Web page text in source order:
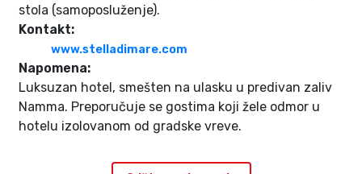
stola (samoposluženje).
Kontakt:
www.stelladimare.com
Napomena:
Luksuzan hotel, smešten na ulasku u predivan zaliv
Namma. Preporučuje se gostima koji žele odmor u
hotelu izolovanom od gradske vreve.